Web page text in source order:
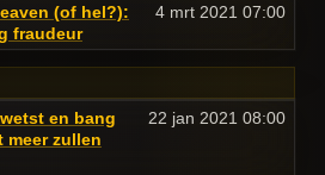
(of hel?):
fraudeur
4 mrt 2021 07:00
en bang
meer zullen
22 jan 2021 08:00